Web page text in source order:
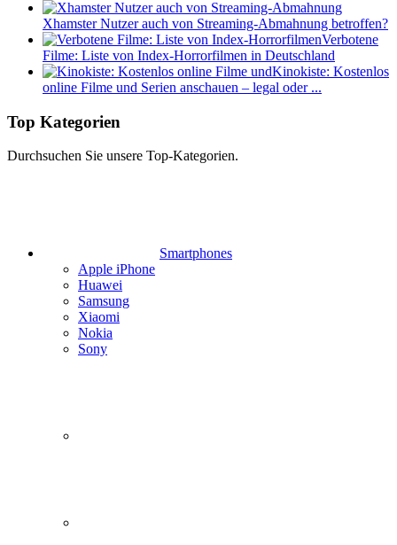
Xhamster Nutzer auch von Streaming-Abmahnung betroffen?
Verbotene
Filme: Liste von Index-Horrorfilmen in Deutschland
Kinokiste: Kostenlos
online Filme und Serien anschauen – legal oder ...
Top Kategorien
Durchsuchen Sie unsere Top-Kategorien.
Smartphones
Apple iPhone
Huawei
Samsung
Xiaomi
Nokia
Sony